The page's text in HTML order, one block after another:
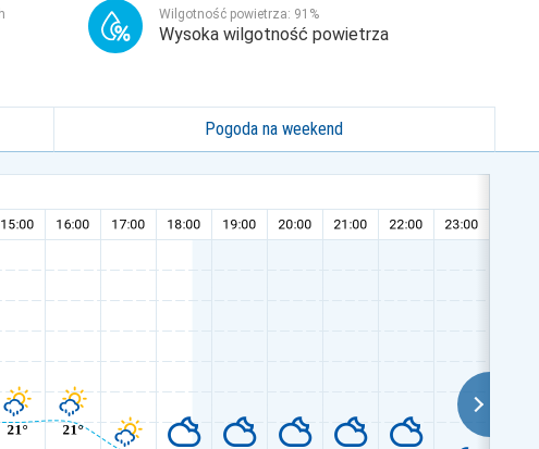
Wilgotność powietrza: 91 %
Wysoka wilgotność powietrza
Pogoda na weekend